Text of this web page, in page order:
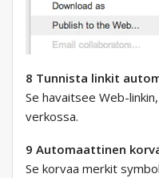
8 Tunnista linkit
Se havaitsee Web-
verkossa.
9 Automaattinen
Se korvaa merkit